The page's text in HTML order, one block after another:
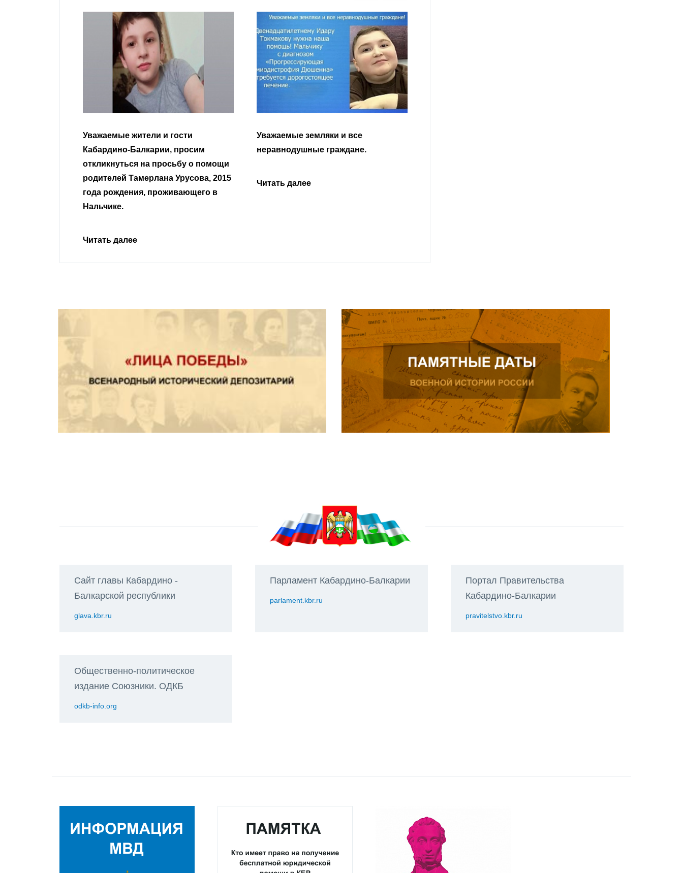
Уважаемые земляки и все
неравнодушные граждане.
Читать далее
Читать далее
Сайт главы Кабардино -
Балкарской республики
glava.kbr.ru
Парламент Кабардино-Балкарии
parlament.kbr.ru
Портал Правительства
Кабардино-Балкарии
pravitelstvo.kbr.ru
Общественно-политическое
издание Союзники. ОДКБ
odkb-info.org